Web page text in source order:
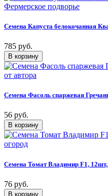
Семена Капуста белокочанная
785 руб.
Семена Фасоль спаржевая
56 руб.
Семена Томат Владимир F1,
76 руб.